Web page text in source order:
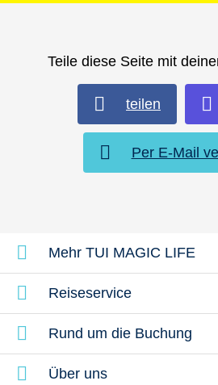
Teile diese Seite mit
teilen
Per E-Mail
Mehr TUI MAGIC LIFE
Reiseservice
Rund um die Buchung
Über uns